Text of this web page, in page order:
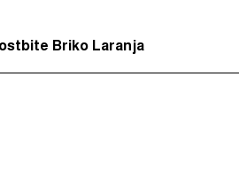
Briko Laranja